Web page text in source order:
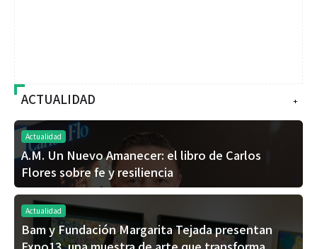
+
ACTUALIDAD
Actualidad
A.M. Un Nuevo Amanecer: el libro de Carlos
Flores sobre fe y resiliencia
Actualidad
Bam y Fundación Margarita Tejada presentan